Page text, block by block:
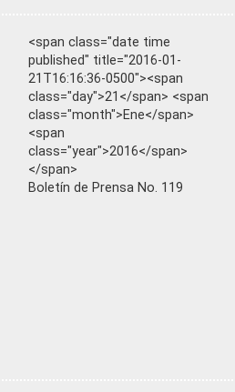
<span class="date time
published" title="2016-01-
21T16:16:36-0500"><span
class="day">21</span> <span
class="month">Ene</span>
<span
class="year">2016</span>
</span>
Boletín de Prensa No. 119